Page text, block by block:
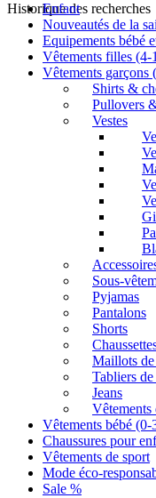
Historique des recherches
Enfant
Nouveautés de la
Equipements bébé
Vêtements filles (4-
Vêtements garçons
Shirts &
Pullovers
Vestes
Sous-
Pyjamas
Pantalons
Shorts
Maillots de
Tabliers
Jeans
Vêtements
Vêtements bébé (0-
Chaussures pour
Vêtements de sport
Mode éco-
Sale %